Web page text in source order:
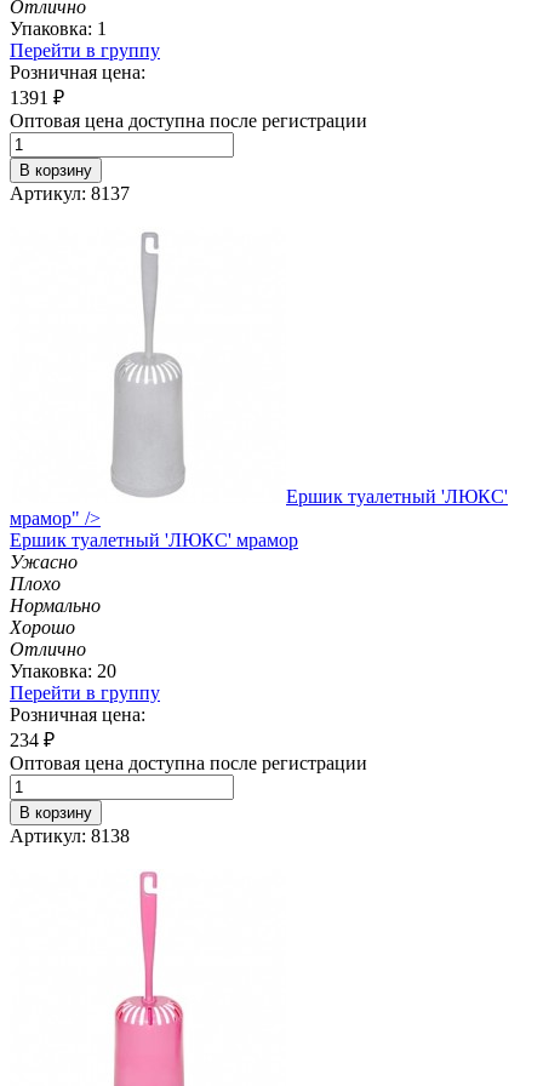
Отлично
Упаковка: 1
Перейти в группу
Розничная цена:
1391 ₽
Оптовая цена доступна после регистрации
В корзину
Артикул: 8137
Ершик туалетный 'ЛЮКС'
мрамор" />
Ершик туалетный 'ЛЮКС' мрамор
Ужасно
Плохо
Нормально
Хорошо
Отлично
Упаковка: 20
Перейти в группу
Розничная цена:
234 ₽
Оптовая цена доступна после регистрации
В корзину
Артикул: 8138